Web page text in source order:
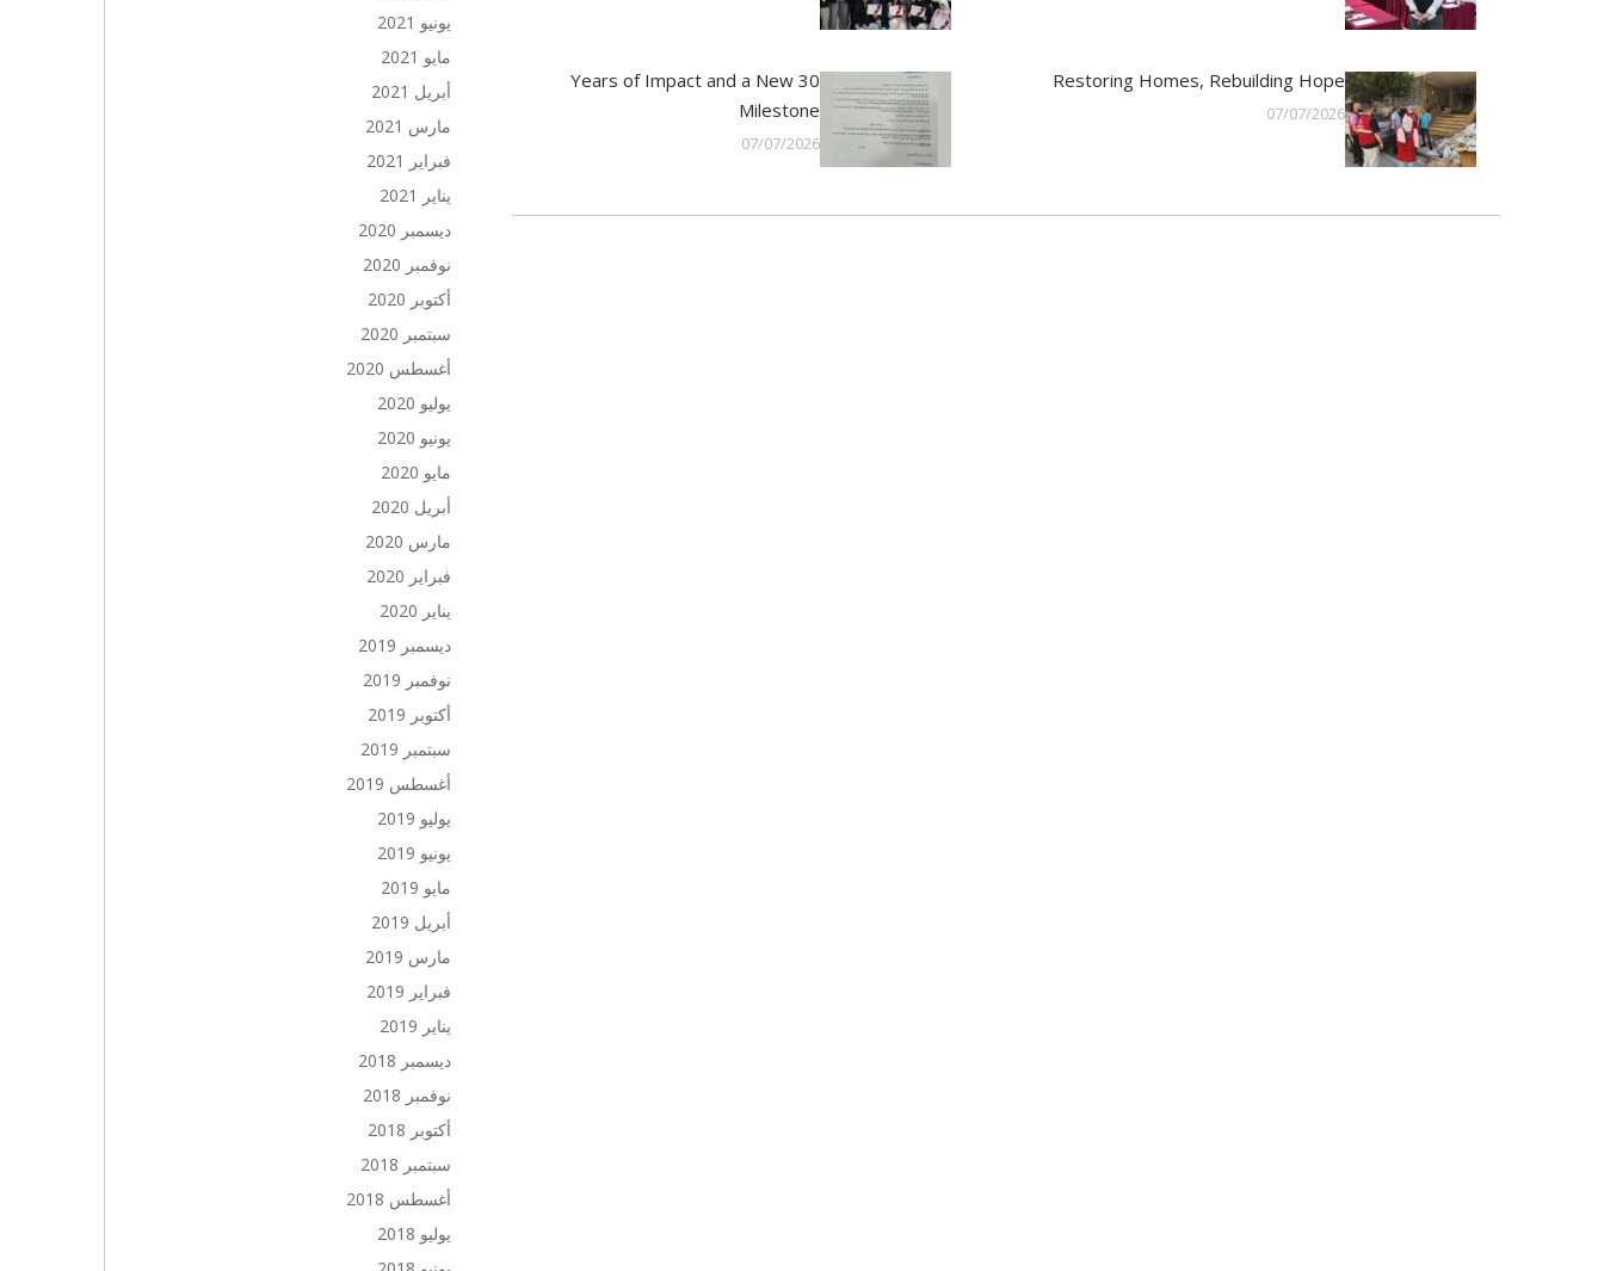
Restoring Homes, Rebuilding Hope
07/07/2026
30 Years of Impact and a New
Milestone
07/07/2026
يونيو 2021
مايو 2021
أبريل 2021
مارس 2021
فبراير 2021
يناير 2021
ديسمبر 2020
نوفمبر 2020
أكتوبر 2020
سبتمبر 2020
أغسطس 2020
يوليو 2020
يونيو 2020
مايو 2020
أبريل 2020
مارس 2020
فبراير 2020
يناير 2020
ديسمبر 2019
نوفمبر 2019
أكتوبر 2019
سبتمبر 2019
أغسطس 2019
يوليو 2019
يونيو 2019
مايو 2019
أبريل 2019
مارس 2019
فبراير 2019
يناير 2019
ديسمبر 2018
نوفمبر 2018
أكتوبر 2018
سبتمبر 2018
أغسطس 2018
يوليو 2018